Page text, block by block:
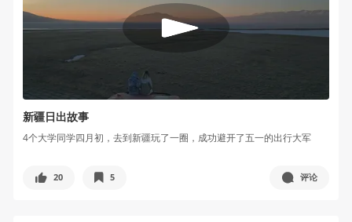
新疆日出故事
4个大学同学四月初，去到新疆玩了一圈，成功避开了五一的出行大军
20 5 评论